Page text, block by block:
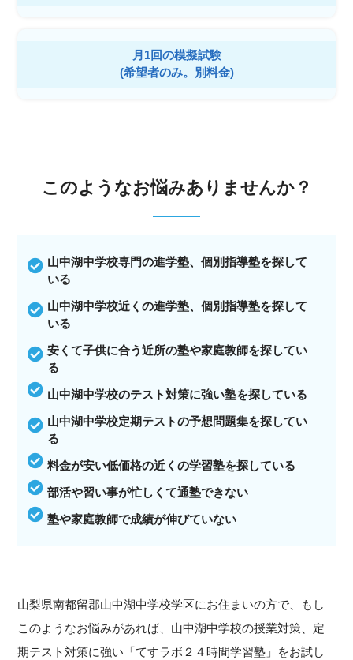
月1回の模擬試験
(希望者のみ。別料金)
このようなお悩みありませんか？
山中湖中学校専門の進学塾、個別指導塾を探して
いる
山中湖中学校近くの進学塾、個別指導塾を探して
いる
安くて子供に合う近所の塾や家庭教師を探してい
る
山中湖中学校のテスト対策に強い塾を探している
山中湖中学校定期テストの予想問題集を探してい
る
料金が安い低価格の近くの学習塾を探している
部活や習い事が忙しくて通塾できない
塾や家庭教師で成績が伸びていない
山梨県南都留郡山中湖中学校学区にお住まいの方で、もし
このようなお悩みがあれば、山中湖中学校の授業対策、定
期テスト対策に強い「てすラボ２４時間学習塾」をお試し